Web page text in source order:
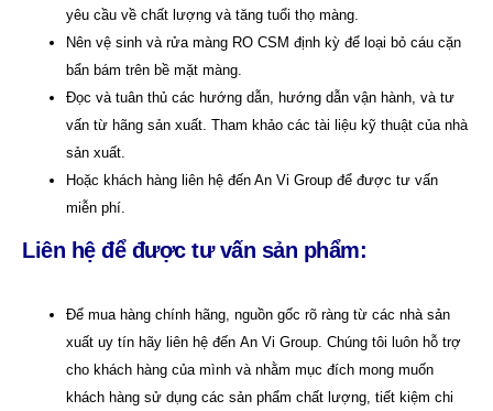
yêu cầu về chất lượng và tăng tuổi thọ màng.
Nên vệ sinh và rửa màng RO CSM định kỳ để loại bỏ cáu cặn
bẩn bám trên bề mặt màng.
Đọc và tuân thủ các hướng dẫn, hướng dẫn vận hành, và tư
vấn từ hãng sản xuất. Tham khảo các tài liệu kỹ thuật của nhà
sản xuất.
Hoặc khách hàng liên hệ đến An Vi Group để được tư vấn
miễn phí.
Liên hệ để được tư vấn sản phẩm:
Để mua hàng chính hãng, nguồn gốc rõ ràng từ các nhà sản
xuất uy tín hãy liên hệ đến An Vi Group . Chúng tôi luôn hỗ trợ
cho khách hàng của mình và nhằm mục đích mong muốn
khách hàng sử dụng các sản phẩm chất lượng, tiết kiệm chi